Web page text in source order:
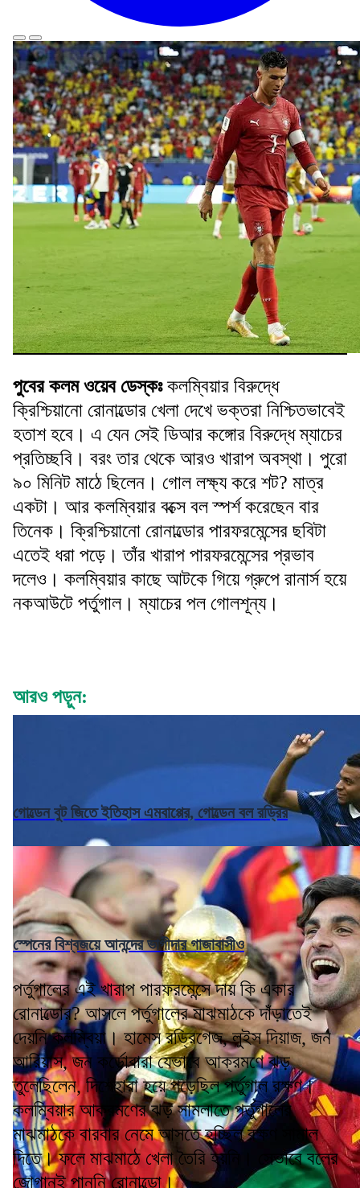
পুবের কলম ওয়েব ডেস্কঃকলম্বিয়ার বিরুদ্ধে
ক্রিশ্চিয়ানো রোনাল্ডোর খেলা দেখে ভক্তরা নিশ্চিতভাবেই
হতাশ হবে। এ যেন সেই ডিআর কঙ্গোর বিরুদ্ধে ম্যাচের
প্রতিচ্ছবি। বরং তার থেকে আরও খারাপ অবস্থা। পুরো
৯০ মিনিট মাঠে ছিলেন। গোল লক্ষ্য করে শট? মাত্র
একটা। আর কলম্বিয়ার বক্সে বল স্পর্শ করেছেন বার
তিনেক। ক্রিশ্চিয়ানো রোনাল্ডোর পারফরমেন্সের ছবিটা
এতেই ধরা পড়ে। তাঁর খারাপ পারফরমেন্সের প্রভাব
দলেও। কলম্বিয়ার কাছে আটকে গিয়ে গ্রুপে রানার্স হয়ে
নকআউটে পর্তুগাল। ম্যাচের পল গোলশূন্য।
আরও পড়ুন:
গোল্ডেন বুট জিতে ইতিহাস এমবাপ্পের, গোল্ডেন বল রড্রির
স্পেনের বিশ্বজয়ে আনন্দের ভাগীদার গাজাবাসীও
পর্তুগালের এই খারাপ পারফরমেন্সে দায় কি একার
রোনাল্ডোর? আসলে পর্তুগালের মাঝমাঠকে দাঁড়াতেই
দেয়নি কলম্বিয়া। হামেস রড্রিগেজ, লুইস দিয়াজ, জন
আরিয়াস, জন কর্ডোবারা যেভাবে আক্রমণে ঝড়
তুলেছিলেন, দিশেহারা হয়ে পড়েছিল পর্তুগাল রক্ষণ।
কলম্বিয়ার আক্রমণের ঝড় সামলাতে পর্তুগালের
মাঝমাঠকে বারবার নেমে আসতে হচ্ছিল রক্ষণ সামাল
দিতে। ফলে মাঝমাঠে খেলা তৈরি হয়নি। সেভাবে বলের
জোগানই পাননি রোনাল্ডো।